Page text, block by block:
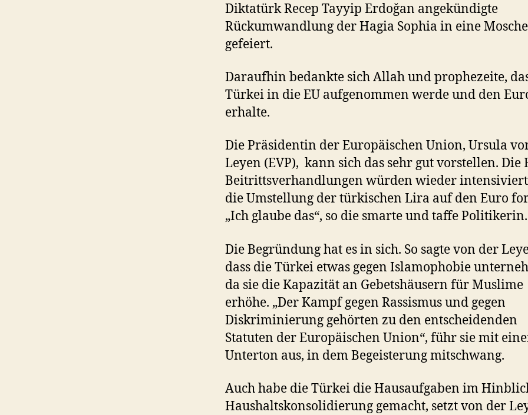
Diktatürk Recep Tayyip Erdoğan angekündigte
Rückumwandlung der Hagia Sophia in eine
gefeiert.
Daraufhin bedankte sich Allah und prophezeite,
Türkei in die EU aufgenommen werde und den
erhalte.
Die Präsidentin der Europäischen Union, Ursula
Leyen (EVP), kann sich das sehr gut vorstellen. Die
Beitrittsverhandlungen würden wieder
die Umstellung der türkischen Lira auf den Euro
„Ich glaube das“, so die smarte und taffe Politikerin.
Die Begründung hat es in sich. So sagte von der
dass die Türkei etwas gegen Islamophobie
da sie die Kapazität an Gebetshäusern für Muslime
erhöhe. „Der Kampf gegen Rassismus und gegen
Diskriminierung gehörten zu den entscheidenden
Statuten der Europäischen Union“, führ sie mit
Unterton aus, in dem Begeisterung mitschwang.
Auch habe die Türkei die Hausaufgaben im
Haushaltskonsolidierung gemacht, setzt von der